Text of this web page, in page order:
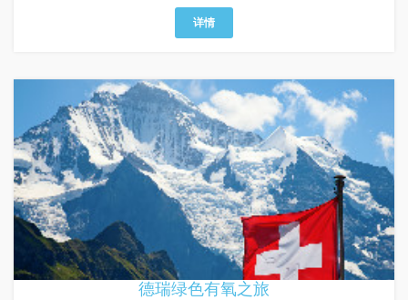
详情
德瑞绿色有氧之旅